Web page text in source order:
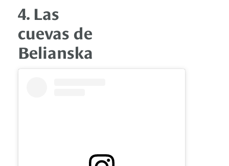
4. Las
cuevas de
Belianska